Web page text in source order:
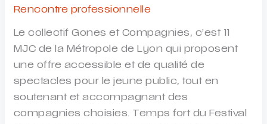
Rencontre professionnelle
Le collectif Gones et Compagnies, c’est 11
MJC de la Métropole de Lyon qui proposent
une offre accessible et de qualité de
spectacles pour le jeune public, tout en
soutenant et accompagnant des
compagnies choisies. Temps fort du Festival